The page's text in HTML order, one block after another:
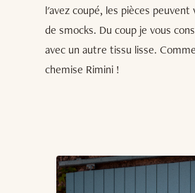
l'avez coupé, les pièces
de smocks. Du coup je vous
avec un autre tissu lisse.
chemise Rimini !